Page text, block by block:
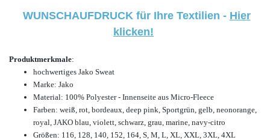
WUNSCHAUFDRUCK für Ihre Textilien - Hier
klicken!
Produktmerkmale:
hochwertiges Jako Sweat
Marke: Jako
Material: 100% Polyester - Innenseite aus Micro-Fleece
Farben: weiß, rot, bordeaux , deep pink, Sportgrün, gelb, neonorange,
royal, JAKO blau, violett, schwarz, grau, marine, navy-citro
Größen: 116, 128, 140, 152, 164, S, M, L, XL, XXL, 3XL, 4XL